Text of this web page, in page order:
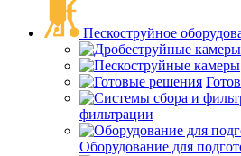
Пескоструйное
фильтрации
Оборудование для